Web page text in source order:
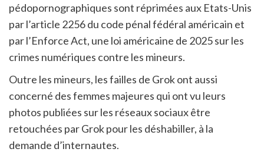
pédopornographiques sont réprimées aux Etats-Unis
par l’article 2256 du code pénal fédéral américain et
par l’Enforce Act, une loi américaine de 2025 sur les
crimes numériques contre les mineurs.
Outre les mineurs, les failles de Grok ont aussi
concerné des femmes majeures qui ont vu leurs
photos publiées sur les réseaux sociaux être
retouchées par Grok pour les déshabiller, à la
demande d’internautes.